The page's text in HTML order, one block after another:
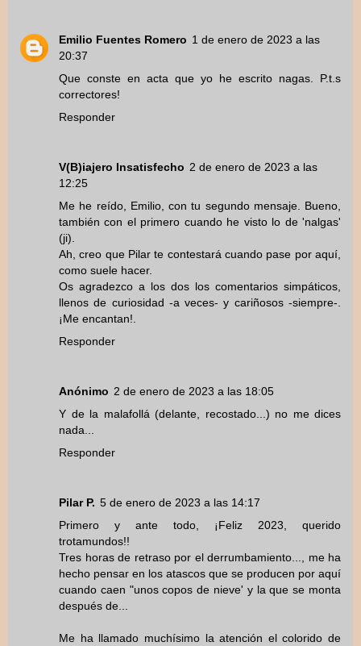
Emilio Fuentes Romero 1 de enero de 2023 a las
20:37
Que conste en acta que yo he escrito nagas. P.t.s
correctores!
Responder
V(B)iajero Insatisfecho 2 de enero de 2023 a las
12:25
Me he reído, Emilio, con tu segundo mensaje. Bueno,
también con el primero cuando he visto lo de 'nalgas'
(ji).
Ah, creo que Pilar te contestará cuando pase por aquí,
como suele hacer.
Os agradezco a los dos los comentarios simpáticos,
llenos de curiosidad -a veces- y cariñosos -siempre-.
¡Me encantan!.
Responder
Anónimo 2 de enero de 2023 a las 18:05
Y de la malafollá (delante, recostado...) no me dices
nada...
Responder
Pilar P. 5 de enero de 2023 a las 14:17
Primero y ante todo, ¡Feliz 2023, querido
trotamundos!!
Tres horas de retraso por el derrumbamiento..., me ha
hecho pensar en los atascos que se producen por aquí
cuando caen "unos copos de nieve' y la que se monta
después de...
Me ha llamado muchísimo la atención el colorido de